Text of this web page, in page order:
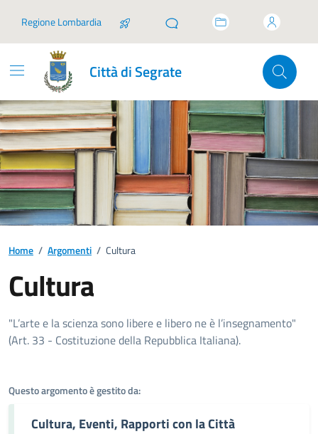
Regione Lombardia
Città di Segrate
Home / Argomenti / Cultura
Cultura
Dettagli dell'argomento
"L’arte e la scienza sono libere e libero ne è l’insegnamento"
(Art. 33 - Costituzione della Repubblica Italiana).
Questo argomento è gestito da:
Cultura, Eventi, Rapporti con la Città